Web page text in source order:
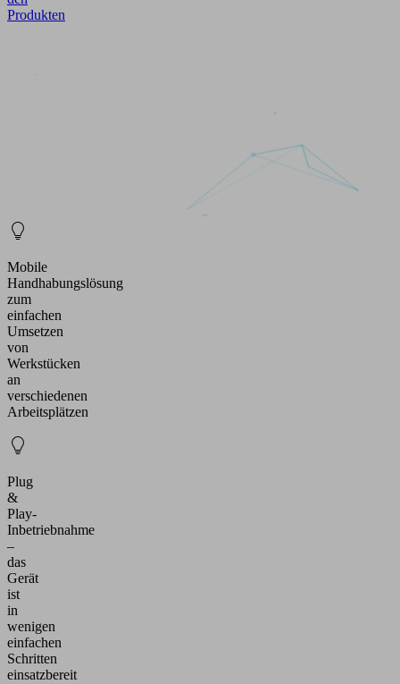
Produkten
Mobile
Handhabungslösung
zum
einfachen
Umsetzen
von
Werkstücken
an
verschiedenen
Arbeitsplätzen
Plug
&
Play-
Inbetriebnahme
–
das
Gerät
ist
in
wenigen
einfachen
Schritten
einsatzbereit